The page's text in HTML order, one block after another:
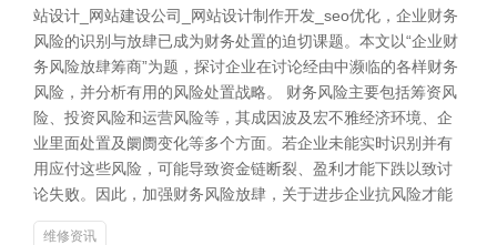
站设计_网站建设公司_网站设计制作开发_seo优化，企业财务
风险的识别与放肆已成为财务处置的迫切课题。本文以“企业财
务风险放肆筹商”为题，探讨企业在讨论经由中濒临的各样财务
风险，并分析有用的风险处置战略。 财务风险主要包括筹资风
险、投资风险和运营风险等，其成因波及宏不雅经济环境、企
业里面处置及阛阓变化等多个方面。若企业未能实时识别并有
用应付这些风险，可能导致资金链断裂、盈利才能下跌以致讨
论失败。因此，加强财务风险放肆，关于进步企业抗风险才能
维修资讯